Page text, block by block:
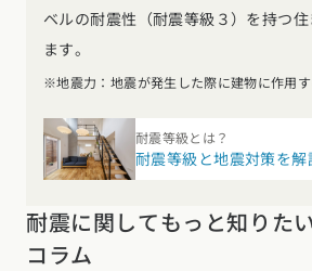
ベルの耐震性（耐震等級３）を持つ
ます。
※地震力：地震が発生した際に建物に作用
耐震等級とは？
耐震等級と地震対策を解
耐震に関してもっと知りた
コラム